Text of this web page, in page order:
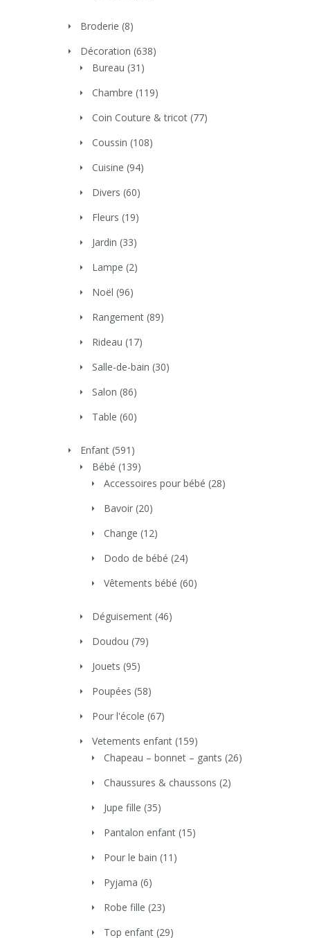
Broderie (8)
Décoration (638)
Bureau (31)
Chambre (119)
Coin Couture & tricot (77)
Coussin (108)
Cuisine (94)
Divers (60)
Fleurs (19)
Jardin (33)
Lampe (2)
Noël (96)
Rangement (89)
Rideau (17)
Salle-de-bain (30)
Salon (86)
Table (60)
Enfant (591)
Bébé (139)
Accessoires pour bébé (28)
Bavoir (20)
Change (12)
Dodo de bébé (24)
Vêtements bébé (60)
Déguisement (46)
Doudou (79)
Jouets (95)
Poupées (58)
Pour l'école (67)
Vetements enfant (159)
Chapeau – bonnet – gants (26)
Chaussures & chaussons (2)
Jupe fille (35)
Pantalon enfant (15)
Pour le bain (11)
Pyjama (6)
Robe fille (23)
Top enfant (29)